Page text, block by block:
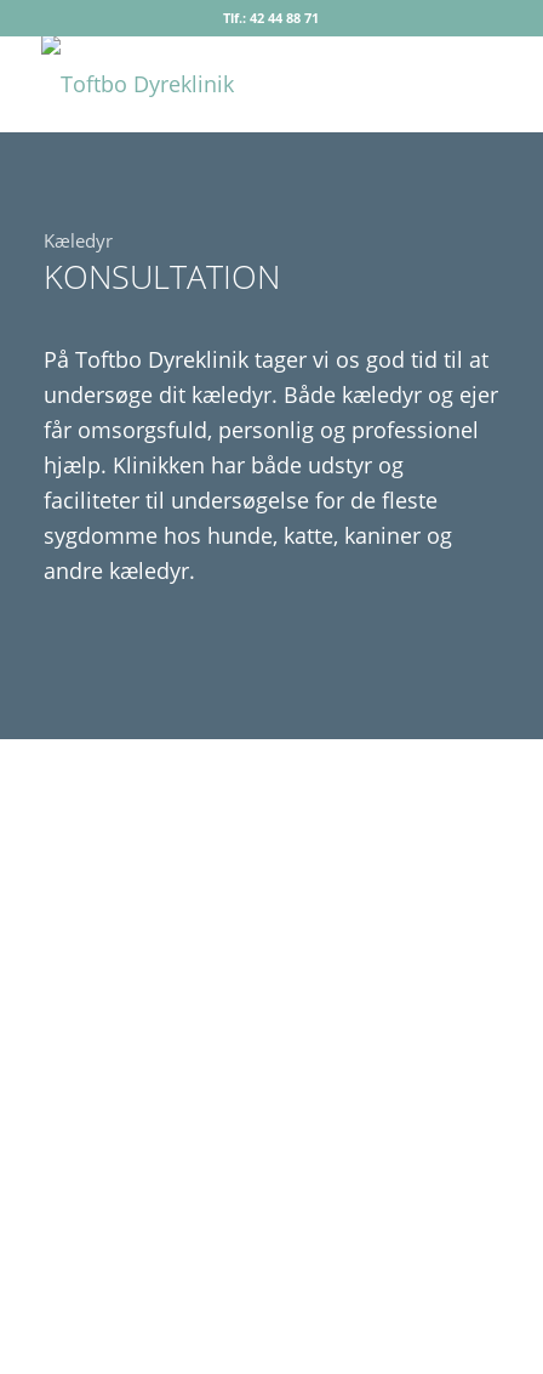
Tlf.: 42 44 88 71
Kæledyr
KONSULTATION
På Toftbo Dyreklinik tager vi os god tid til at
undersøge dit kæledyr. Både kæledyr og ejer
får omsorgsfuld, personlig og professionel
hjælp. Klinikken har både udstyr og
faciliteter til undersøgelse for de fleste
sygdomme hos hunde, katte, kaniner og
andre kæledyr.